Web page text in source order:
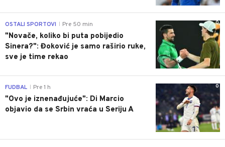
0
OSTALI SPORTOVI Pre 50 min
"Novače, koliko bi puta pobijedio
Sinera?": Đoković je samo raširio ruke,
sve je time rekao
0
FUDBAL Pre 1 h
"Ovo je iznenađujuće": Di Marcio
objavio da se Srbin vraća u Seriju A